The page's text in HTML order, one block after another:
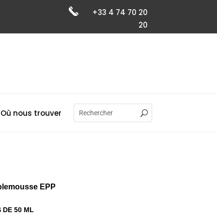
+33 4 74 70 20
20
Où nous trouver
EPP
DE 50 ML